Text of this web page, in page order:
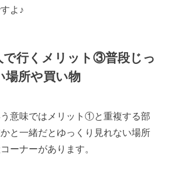
よ♪
で行くメリット③普段じっ
場所や買い物
意味ではメリット①と重複する部
と一緒だとゆっくり見れない場所
ーナーがあります。